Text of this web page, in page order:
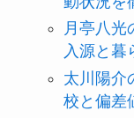
月亭八光
入源と暮
太川陽介
校と偏差